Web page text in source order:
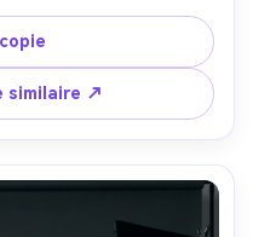
lumière naturelle
douce, Fujifilm X-T5,
chaude douce,
ombres propres-AR 4:5
similaire ↗